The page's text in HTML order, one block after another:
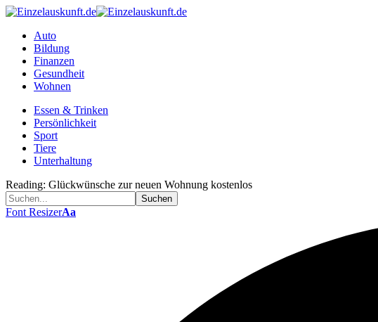
Auto
Bildung
Finanzen
Gesundheit
Wohnen
Essen & Trinken
Persönlichkeit
Sport
Tiere
Unterhaltung
Reading: Glückwünsche zur neuen Wohnung kostenlos
Font ResizerAa